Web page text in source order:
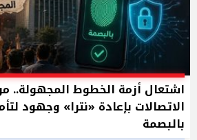
اشتعال أزمة الخطوط المجهولة..
الاتصالات بإعادة «نترا» وجهود
بالبصمة